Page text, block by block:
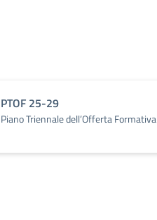
PTOF 25-29
Piano Triennale dell’Offerta Formativa